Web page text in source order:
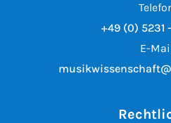
+49 (0) 5231
E-